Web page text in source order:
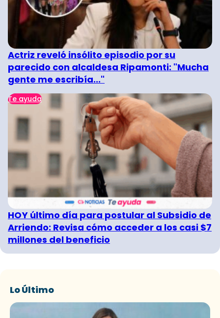
Actriz reveló insólito episodio por su
parecido con alcaldesa Ripamonti: "Mucha
gente me escribía..."
Te ayuda
HOY último día para postular al Subsidio de
Arriendo: Revisa cómo acceder a los casi $7
millones del beneficio
Lo Último